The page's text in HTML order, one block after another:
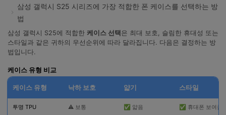
플랜 및 가격
도움말 센터
폴 툴킷 보기 >
모바일
온라인
닥터폰 하이라이트 살펴보기
사용 방법은 무엇입니까?
리소스
공식 설치 파일 및 최신 버전 업데이트를 제공
🔓️온라인 잠금 해제
iOS26 다운그레이드
무료 다운로드
삼성 갤럭시 S25 시리즈에 가장 적합한 폰 케이스를 선택하는 방
법
삼성 갤럭시 S25에 적합한 케이스 선택 은 최대 보호, 슬림한 휴대성 또는
스타일과 같은 귀하의 우선순위에 따라 달라집니다. 다음은 결정하는 방
법입니다.
케이스 유형 비교
케이스 유형 낙하 보호 얇기 스타일
투명 TPU ⚠️ 보통 ✅ 얇음 ✅ 휴대폰 보여줌